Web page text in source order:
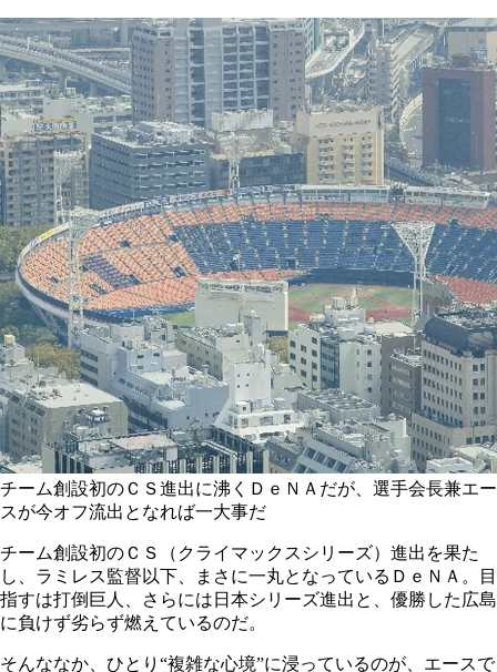
チーム創設初のＣＳ進出に沸くＤｅＮＡだが、選手会長兼エー
スが今オフ流出となれば一大事だ
チーム創設初のＣＳ（クライマックスシリーズ）進出を果た
し、ラミレス監督以下、まさに一丸となっているＤｅＮＡ。目
指すは打倒巨人、さらには日本シリーズ進出と、優勝した広島
に負けず劣らず燃えているのだ。
そんななか、ひとり“複雑な心境”に浸っているのが、エースで